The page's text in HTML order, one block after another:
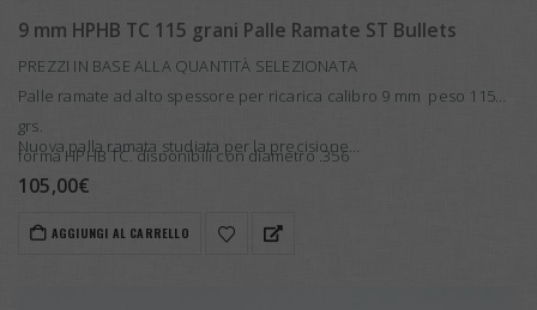
9 mm HPHB TC 115 grani Palle Ramate ST Bullets
PREZZI IN BASE ALLA QUANTITÀ SELEZIONATA
Palle ramate ad alto spessore per ricarica calibro 9 mm peso 115
grs.
forma HPHB TC, disponibili con diametro .356
Nuova palla ramata studiata per la precisione…
105,00€
AGGIUNGI AL CARRELLO